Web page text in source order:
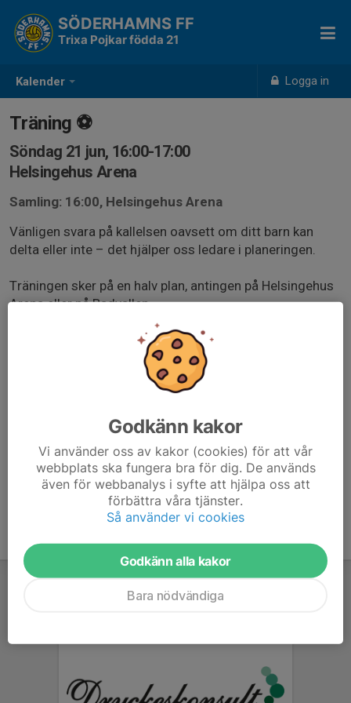
Kalender Logga in
SÖDERHAMNS FF
Trixa Pojkar födda 21
Träning ⚽️
Söndag 21 jun, 16:00-17:00
Helsingehus Arena
Samling: 16:00, Helsingehus Arena
Vänligen svara på kallelsen oavsett om ditt barn kan
delta eller inte – det hjälper oss ledare i planeringen.
Träningen sker på en halv plan, antingen på Helsingehus
Arena eller på Badvallen.
⚠️ Barnen behöver ha benskydd för att få delta.
Fotbollsskor rekommenderas, och kom ihåg att ta med
plan i lugn och ro. 😊 ⚽️Godkänn kakor
Vi använder oss av kakor (cookies) för att vår
webbplats ska fungera bra för dig. De används
även för webbanalys i syfte att hjälpa oss att
förbättra våra tjänster.
Så använder vi cookies
Godkänn alla kakor
Bara nödvändiga